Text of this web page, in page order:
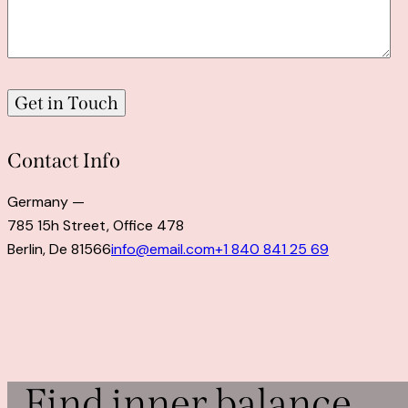
Contact Info
Germany —
785 15h Street, Office 478
Berlin, De 81566info@email.com+1 840 841 25 69